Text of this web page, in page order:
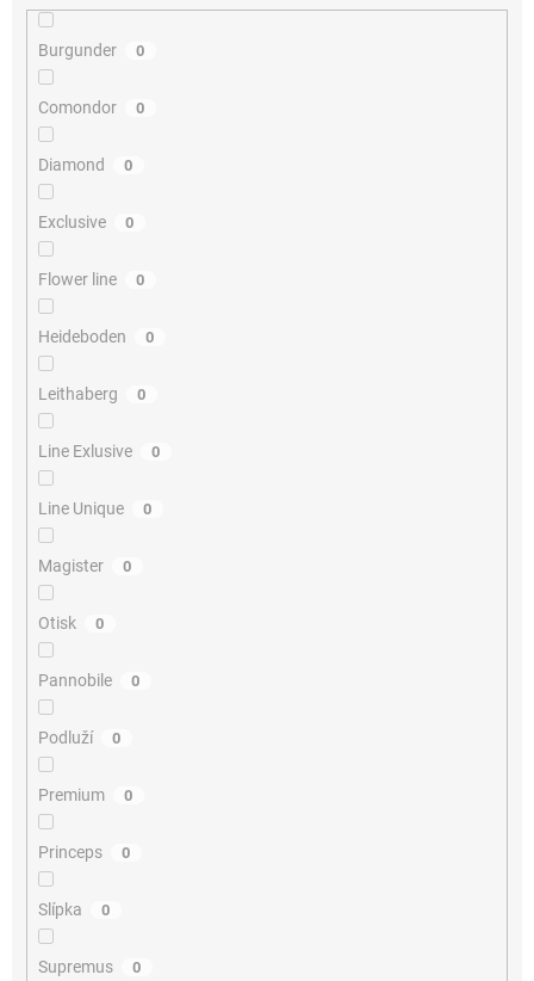
Burgunder 0
Comondor 0
Diamond 0
Exclusive 0
Flower line 0
Heideboden 0
Leithaberg 0
Line Exlusive 0
Line Unique 0
Magister 0
Otisk 0
Pannobile 0
Podluží 0
Premium 0
Princeps 0
Slípka 0
Supremus 0